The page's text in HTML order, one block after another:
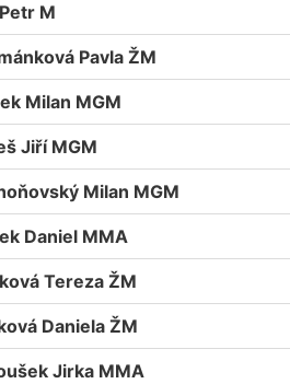
M
Pavla ŽM
Milan MGM
Jiří MGM
Milan MGM
Daniel MMA
Tereza ŽM
Daniela ŽM
Jirka MMA